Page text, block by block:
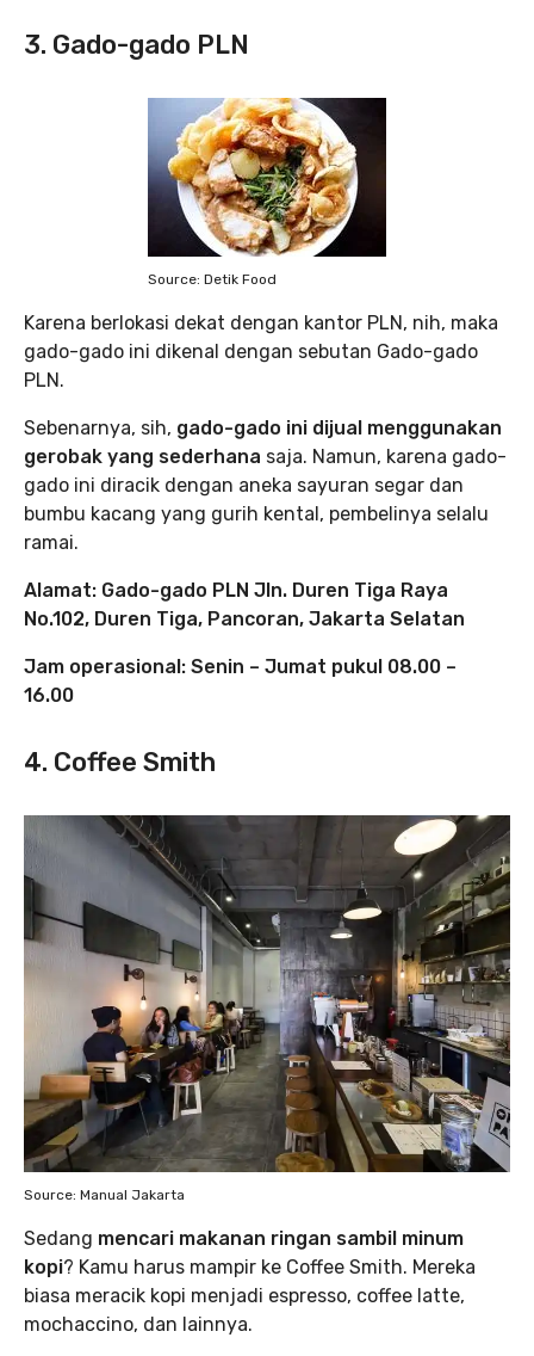
3. Gado-gado PLN
Source: Detik Food
Karena berlokasi dekat dengan kantor PLN, nih, maka
gado-gado ini dikenal dengan sebutan Gado-gado
PLN.
Sebenarnya, sih, gado-gado ini dijual menggunakan
gerobak yang sederhana saja. Namun, karena gado-
gado ini diracik dengan aneka sayuran segar dan
bumbu kacang yang gurih kental, pembelinya selalu
ramai.
Alamat: Gado-gado PLN Jln. Duren Tiga Raya
No.102, Duren Tiga, Pancoran, Jakarta Selatan
Jam operasional: Senin – Jumat pukul 08.00 –
16.00
4. Coffee Smith
Source: Manual Jakarta
Sedang mencari makanan ringan sambil minum
kopi? Kamu harus mampir ke Coffee Smith. Mereka
biasa meracik kopi menjadi espresso, coffee latte,
mochaccino, dan lainnya.